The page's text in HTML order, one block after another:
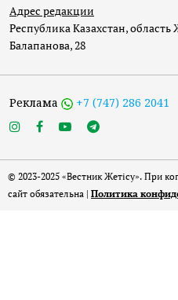
Адрес редакции
Республика Казахстан, область
Балапанова, 28
Реклама +7 (747) 286 2041
© 2023-2025 «Вестник Жетісу». При
сайт обязательна | Политика